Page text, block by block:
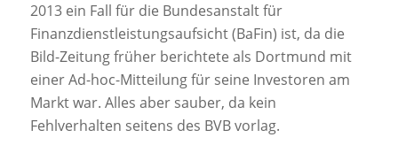
2013 ein Fall für die Bundesanstalt für
Finanzdienstleistungsaufsicht (BaFin) ist, da die
Bild-Zeitung früher berichtete als Dortmund mit
einer Ad-hoc-Mitteilung für seine Investoren am
Markt war. Alles aber sauber, da kein
Fehlverhalten seitens des BVB vorlag.